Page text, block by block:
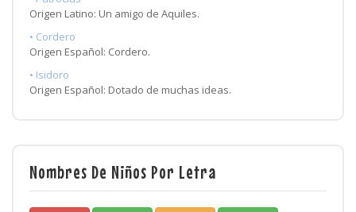
Origen Latino: Un amigo de Aquiles.
• Cordero
Origen Español: Cordero.
• Isidoro
Origen Español: Dotado de muchas ideas.
Nombres De Niños Por Letra